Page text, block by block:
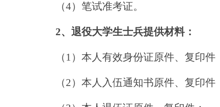
（4）笔试准考证。
2、 退役大学生士兵提供材料：
（1） 本人有效身份证原件、复印件
（2） 本人入伍通知书原件、复印件